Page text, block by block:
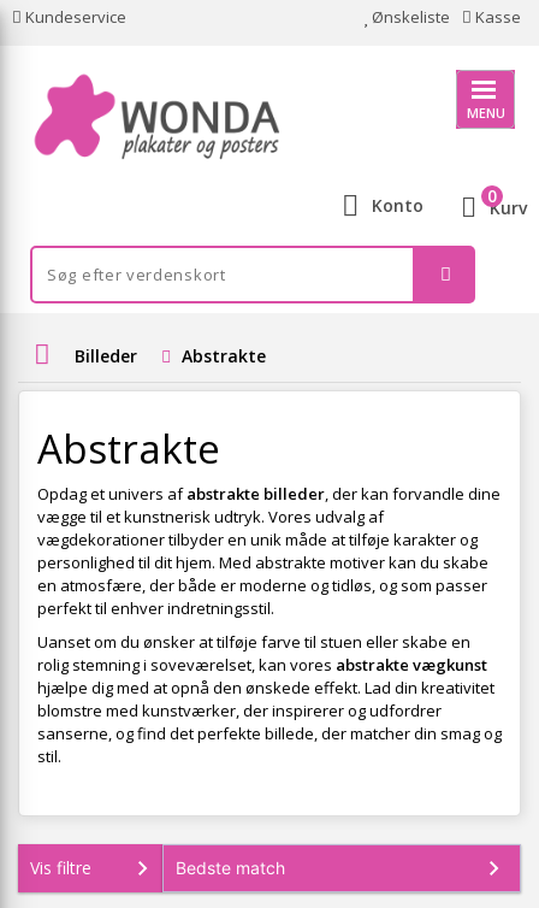
Kundeservice Ønskeliste Kasse
MENU
Konto Kurv
0
Billeder Abstrakte
Abstrakte
Opdag et univers afabstrakte billeder, der kan forvandle dine
vægge til et kunstnerisk udtryk. Vores udvalg af
vægdekorationer tilbyder en unik måde at tilføje karakter og
personlighed til dit hjem. Med abstrakte motiver kan du skabe
en atmosfære, der både er moderne og tidløs, og som passer
perfekt til enhver indretningsstil.
Uanset om du ønsker at tilføje farve til stuen eller skabe en
rolig stemning i soveværelset, kan vores abstrakte vægkunst
hjælpe dig med at opnå den ønskede effekt. Lad din kreativitet
blomstre med kunstværker, der inspirerer og udfordrer
sanserne, og find det perfekte billede, der matcher din smag og
stil.
Vis filtre